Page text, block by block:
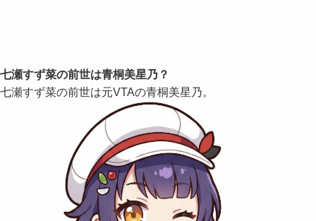
七瀬すず菜の前世は青桐美星乃？
七瀬すず菜の前世は元VTAの青桐美星乃。